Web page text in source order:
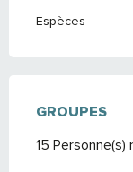
Espèces
GROUPES
GROUPES
15 Personne(s)